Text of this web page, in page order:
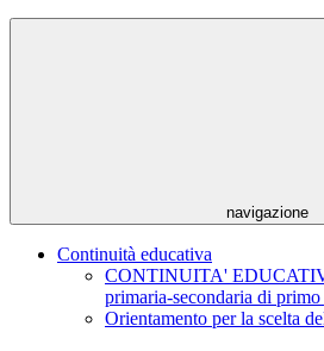
navigazione
Continuità educativa
CONTINUITA'
primaria-secondaria di primo
Orientamento per la scelta